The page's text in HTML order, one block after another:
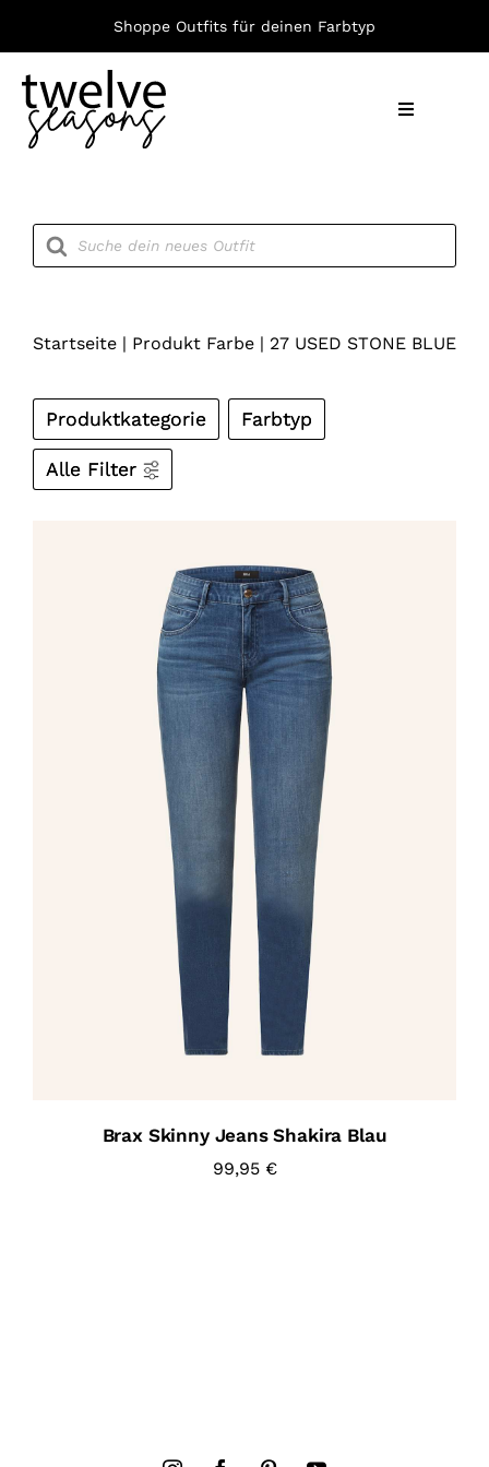
springen
Shoppe Outfits für deinen Farbtyp
Toggle
Products
search
Startseite| Produkt Farbe| 27 USED STONE BLUE
Produktkategorie Farbtyp
Alle Filter
Brax Skinny Jeans Shakira Blau
99,95 €